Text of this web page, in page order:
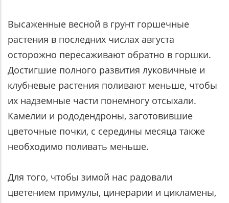
Высаженные весной в грунт горшечные
растения в последних числах августа
осторожно пересаживают обратно в горшки.
Достигшие полного развития луковичные и
клубневые растения поливают меньше, чтобы
их надземные части понемногу отсыхали.
Камелии и рододендроны, заготовившие
цветочные почки, с середины месяца также
необходимо поливать меньше.
Для того, чтобы зимой нас радовали
цветением примулы, цинерарии и цикламены,